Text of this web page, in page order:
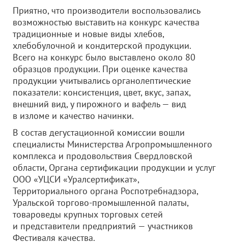
Приятно, что производители воспользовались
возможностью выставить на конкурс качества
традиционные и новые виды хлебов,
хлебобулочной и кондитерской продукции.
Всего на конкурс было выставлено около 80
образцов продукции. При оценке качества
продукции учитывались органолептические
показатели: консистенция, цвет, вкус, запах,
внешний вид, у пирожного и вафель — вид
в изломе и качество начинки.
В состав дегустационной комиссии вошли
специалисты Министерства Агропромышленного
комплекса и продовольствия Свердловской
области, Органа сертификации продукции и услуг
ООО «УЦСИ «Уралсертификат»,
Территориального органа Роспотребнадзора,
Уральской торгово-промышленной палаты,
товароведы крупных торговых сетей
и представители предприятий — участников
Фестиваля качества.